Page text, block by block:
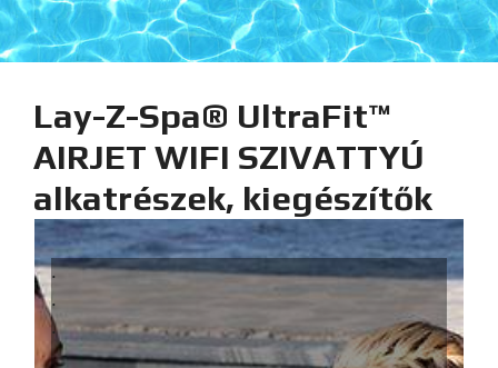
Lay-Z-Spa® UltraFit™
AIRJET WIFI SZIVATTYÚ
alkatrészek, kiegészítők
.
.
.